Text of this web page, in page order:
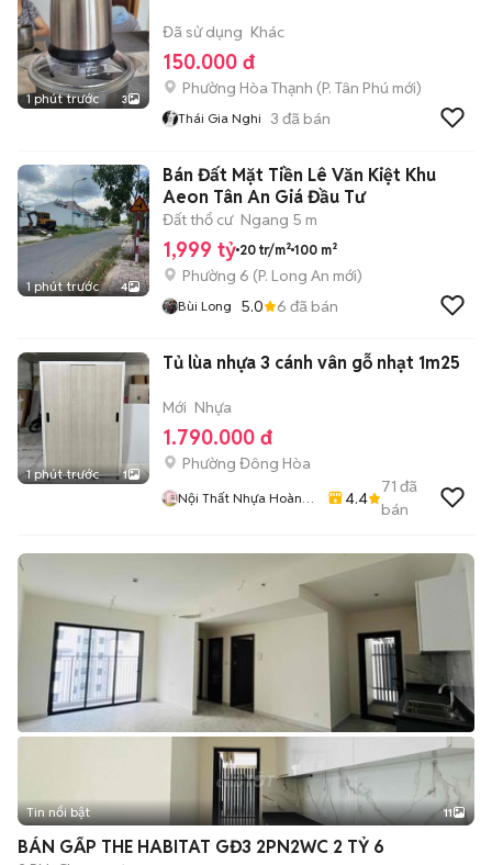
1 phút trước 3
Đã sử dụng Khác
150.000 đ
Phường Hòa Thạnh (P. Tân Phú mới)
Thái Gia Nghi 3 đã bán
1 phút trước 4
Bán Đất Mặt Tiền Lê Văn Kiệt Khu
Aeon Tân An Giá Đầu Tư
Đất thổ cư Ngang 5 m
1,999 tỷ 20 tr/m² 100 m²
Phường 6 (P. Long An mới)
Bùi Long 5.0 6 đã bán
1 phút trước 1
Tủ lùa nhựa 3 cánh vân gỗ nhạt 1m25
Mới Nhựa
1.790.000 đ
Phường Đông Hòa
Nội Thất Nhựa Hoàng
4.4
71 đã
bán
+2
Tin nổi bật 11
BÁN GẤP THE HABITAT GĐ3 2PN2WC 2 TỶ 6